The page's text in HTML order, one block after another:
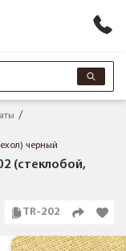
черный
(стеклобой,
TR-202